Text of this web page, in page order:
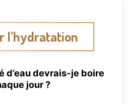
l’hydratation
d’eau devrais-je boire
jour ?